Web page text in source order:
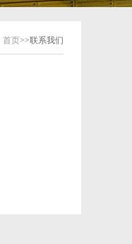
首页>>联系我们